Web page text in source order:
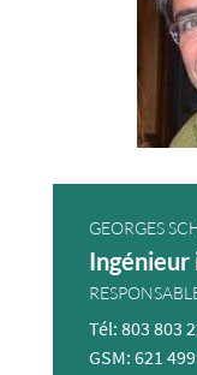
GEORGES
Tél: 803 803
GSM: 621